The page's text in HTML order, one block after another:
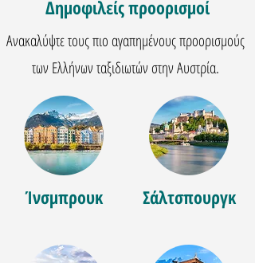
Δημοφιλείς προορισμοί
Ανακαλύψτε τους πιο αγαπημένους προορισμούς
των Ελλήνων ταξιδιωτών στην Αυστρία.
Ίνσμπρουκ Σάλτσπουργκ